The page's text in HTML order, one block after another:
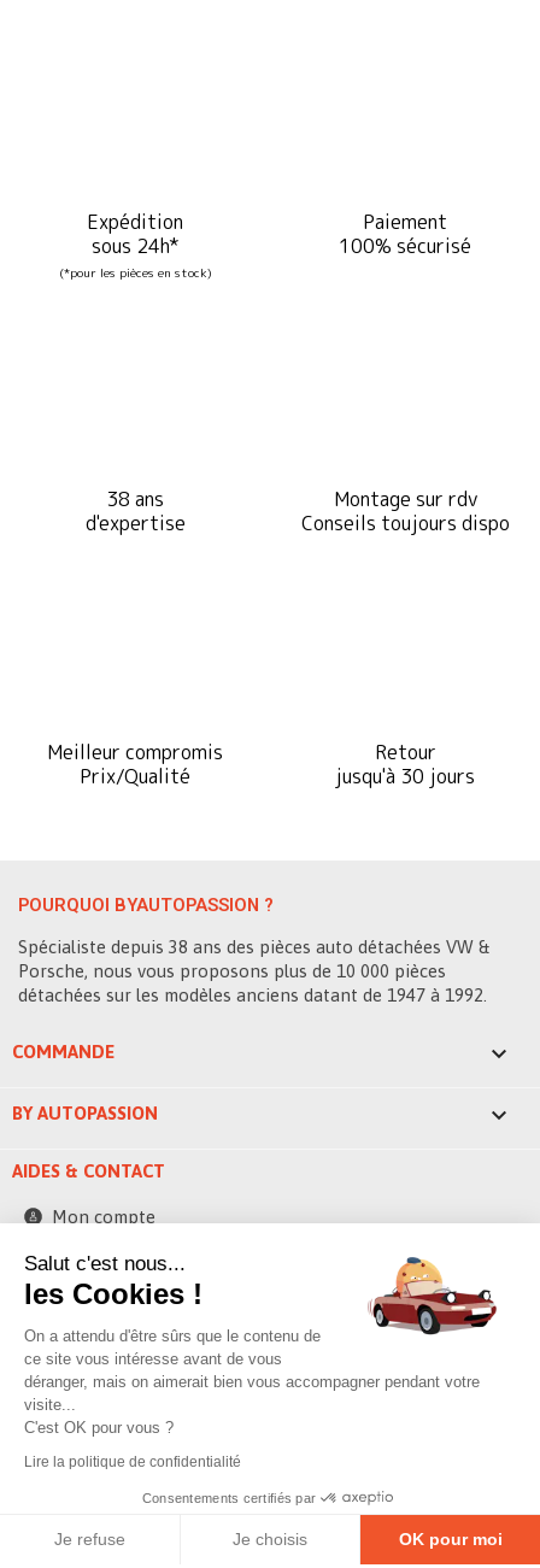
Expédition
sous 24h*
(*pour les pièces en stock)
Paiement
100% sécurisé
38 ans
d'expertise
Montage sur rdv
Conseils toujours dispo
Meilleur compromis
Prix/Qualité
Retour
jusqu'à 30 jours
POURQUOI BYAUTOPASSION ?
Spécialiste depuis 38 ans des pièces auto détachées VW &
Porsche, nous vous proposons plus de 10 000 pièces
détachées sur les modèles anciens datant de 1947 à 1992.
COMMANDE 
BY AUTOPASSION 
AIDES & CONTACT
Mon compte
Contactez-nous
248 ZAE la bascule
contact@byautopassion.com
04 74 87 05 41
© 2026 By AutoPassion,Poivre & sell
Mentions légales Politique de confidentialité Gestion des cookies
Salut c'est nous...
les Cookies !
On a attendu d'être sûrs que le contenu de
ce site vous intéresse avant de vous
déranger, mais on aimerait bien vous accompagner pendant votre
visite...
C'est OK pour vous ?
Lire la politique de confidentialité
Consentements certifiés par
Je refuse Je choisis OK pour moi